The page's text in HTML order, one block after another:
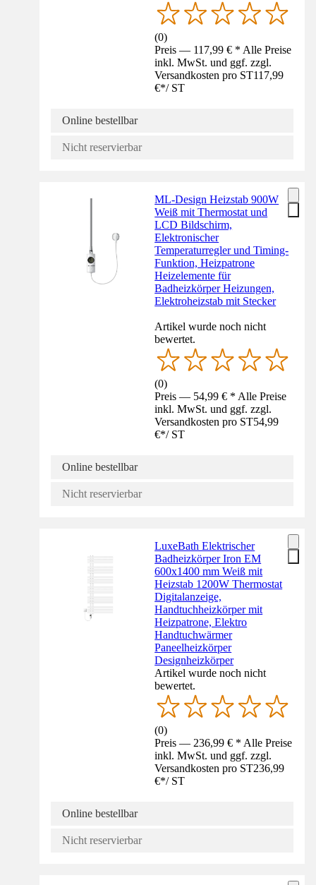
(0)
Preis — 117,99 € * Alle Preise
inkl. MwSt. und ggf. zzgl.
Versandkosten pro ST117,99
€*/ ST
Online bestellbar
Nicht reservierbar
ML-Design Heizstab 900W
Weiß mit Thermostat und
LCD Bildschirm,
Elektronischer
Temperaturregler und Timing-
Funktion, Heizpatrone
Heizelemente für
Badheizkörper Heizungen,
Elektroheizstab mit Stecker
Artikel wurde noch nicht
bewertet.
(0)
Preis — 54,99 € * Alle Preise
inkl. MwSt. und ggf. zzgl.
Versandkosten pro ST54,99
€*/ ST
Online bestellbar
Nicht reservierbar
LuxeBath Elektrischer
Badheizkörper Iron EM
600x1400 mm Weiß mit
Heizstab 1200W Thermostat
Digitalanzeige,
Handtuchheizkörper mit
Heizpatrone, Elektro
Handtuchwärmer
Paneelheizkörper
Designheizkörper
Artikel wurde noch nicht
bewertet.
(0)
Preis — 236,99 € * Alle Preise
inkl. MwSt. und ggf. zzgl.
Versandkosten pro ST236,99
€*/ ST
Online bestellbar
Nicht reservierbar